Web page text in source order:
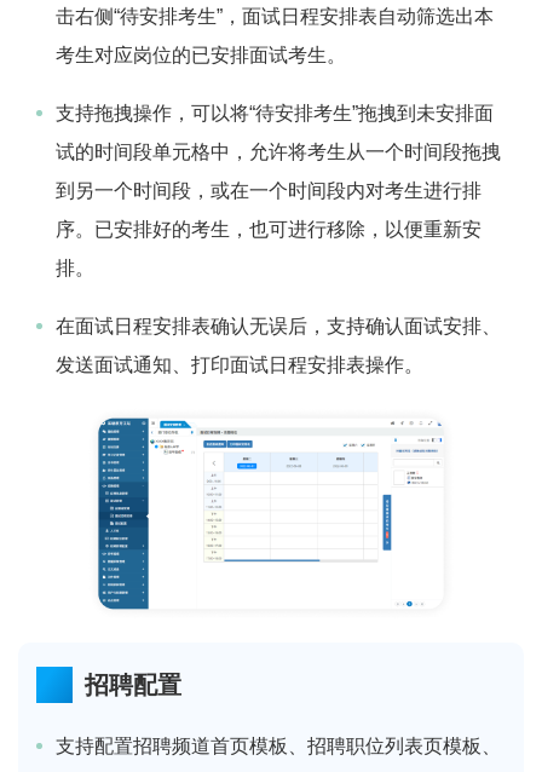
击右侧“待安排考生”，面试日程安排表自动筛选出本
考生对应岗位的已安排面试考生。
支持拖拽操作，可以将“待安排考生”拖拽到未安排面
试的时间段单元格中，允许将考生从一个时间段拖拽
到另一个时间段，或在一个时间段内对考生进行排
序。已安排好的考生，也可进行移除，以便重新安
排。
在面试日程安排表确认无误后，支持确认面试安排、
发送面试通知、打印面试日程安排表操作。
招聘配置
支持配置招聘频道首页模板、招聘职位列表页模板、